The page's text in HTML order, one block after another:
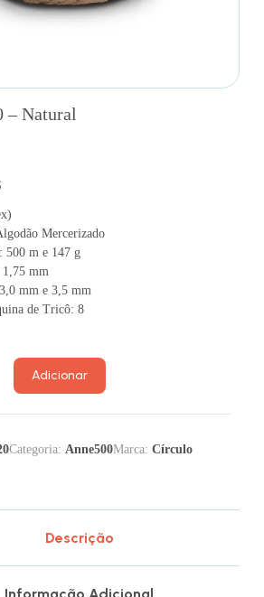
– Natural
Mercerizado
500 m e 147 g
1,75 mm
mm e 3,5 mm
de Tricô: 8
Adicionar
Categoria: Anne500Marca: Círculo
Descrição